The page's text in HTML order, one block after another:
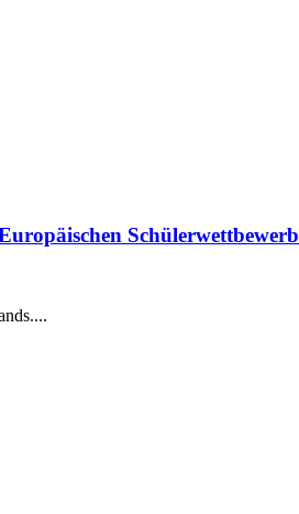
Schülerwettbewerb